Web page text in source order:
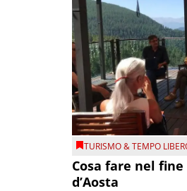
TURISMO & TEMPO
Cosa fare nel
d’Aosta